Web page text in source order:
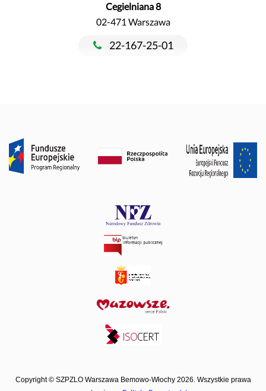
Cegielniana 8
02-471 Warszawa
22-167-25-01
Copyright © SZPZLO Warszawa Bemowo-Włochy 2026. Wszystkie prawa